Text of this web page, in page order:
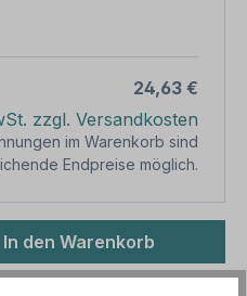
24,63 €
zzgl. Versandkosten
im Warenkorb sind
Endpreise möglich.
den
In den Warenkorb